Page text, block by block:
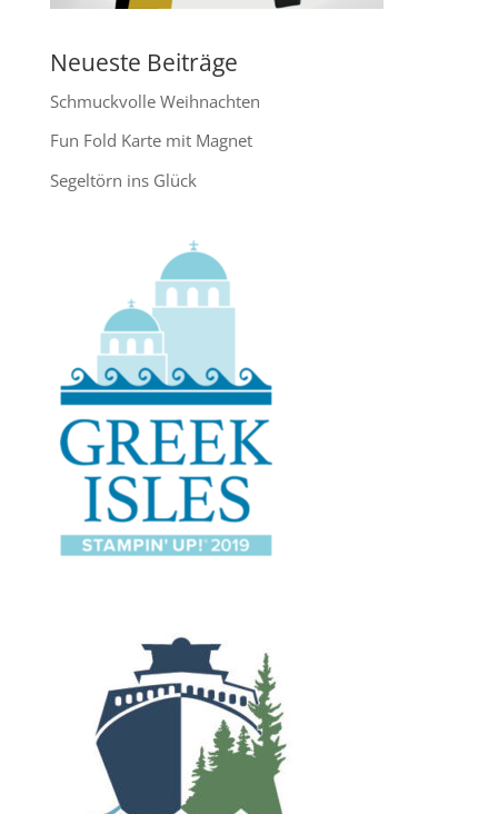
Neueste Beiträge
Schmuckvolle Weihnachten
Fun Fold Karte mit Magnet
Segeltörn ins Glück